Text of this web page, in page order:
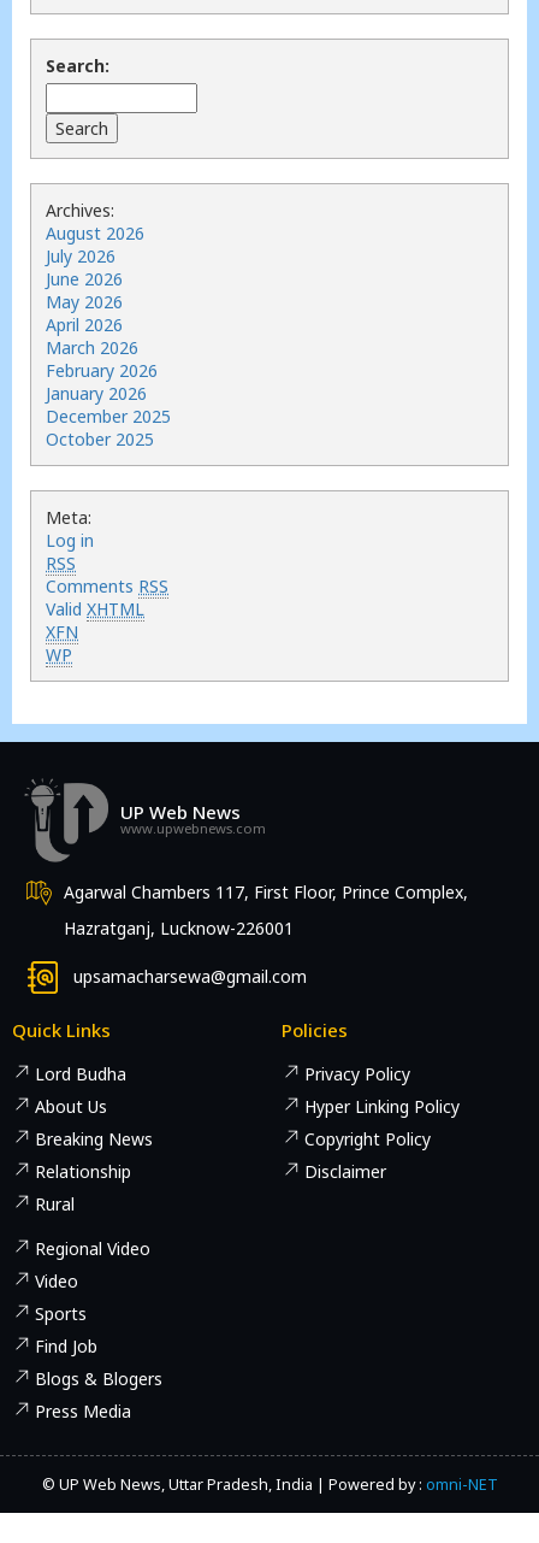
Search:
Archives:
August 2026
July 2026
June 2026
May 2026
April 2026
March 2026
February 2026
January 2026
December 2025
October 2025
Meta:
Log in
RSS
Comments RSS
Valid XHTML
XFN
WP
UP Web News
www.upwebnews.com
Agarwal Chambers 117, First Floor, Prince Complex,
Hazratganj, Lucknow-226001
upsamacharsewa@gmail.com
Quick Links
Lord Budha
About Us
Breaking News
Relationship
Rural
Regional Video
Video
Sports
Find Job
Blogs & Blogers
Press Media
Policies
Privacy Policy
Hyper Linking Policy
Copyright Policy
Disclaimer
© UP Web News, Uttar Pradesh, India | Powered by : omni-NET